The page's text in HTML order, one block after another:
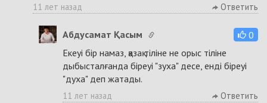
11 лет назад Ответить
Абдусамат Қасым
0
Екеуі бір намаз, қазақ тіліне не орыс тіліне
дыбысталғанда біреуі "зуха" десе, енді біреуі
"духа" деп жатады.
11 лет назад Ответить